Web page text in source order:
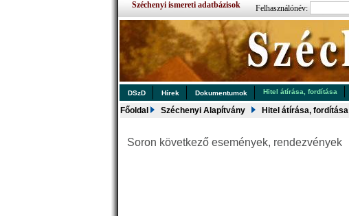
Széchenyi ismereti adatbázisok Felhasználónév:
DSzD Hírek Dokumentumok Hitel átírása, fordítása
Főoldal Széchenyi Alapítvány Hitel átírása, fordítása
Soron következő események, rendezvények